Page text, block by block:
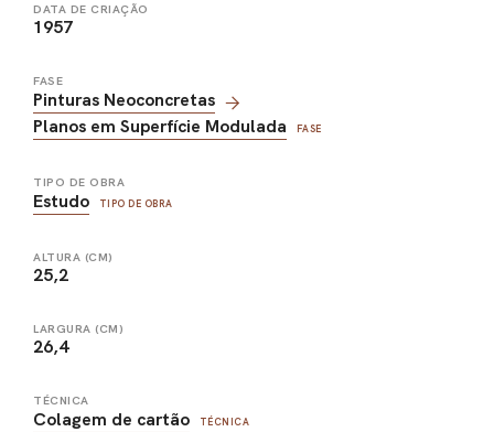
DATA DE CRIAÇÃO
1957
FASE
Pinturas Neoconcretas
Planos em Superfície Modulada
FASE
TIPO DE OBRA
Estudo TIPO DE OBRA
ALTURA (CM)
25,2
LARGURA (CM)
26,4
TÉCNICA
Colagem de cartão TÉCNICA